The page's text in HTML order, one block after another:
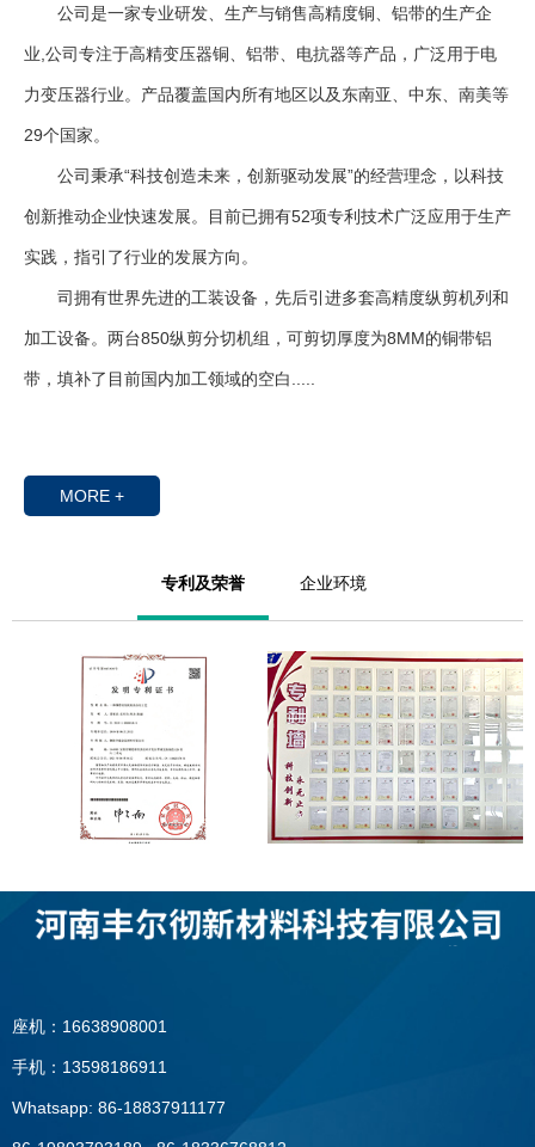
公司是一家专业研发、生产与销售高精度铜、铝带的生产企
业,公司专注于高精变压器铜、铝带、电抗器等产品，广泛用于电
力变压器行业。产品覆盖国内所有地区以及东南亚、中东、南美等
29个国家。
公司秉承“科技创造未来，创新驱动发展”的经营理念，以科技
创新推动企业快速发展。目前已拥有52项专利技术广泛应用于生产
实践，指引了行业的发展方向。
司拥有世界先进的工装设备，先后引进多套高精度纵剪机列和
加工设备。两台850纵剪分切机组，可剪切厚度为8MM的铜带铝
带，填补了目前国内加工领域的空白.....
MORE +
专利及荣誉 企业环境
座机：16638908001
手机：13598186911
Whatsapp: 86-18837911177